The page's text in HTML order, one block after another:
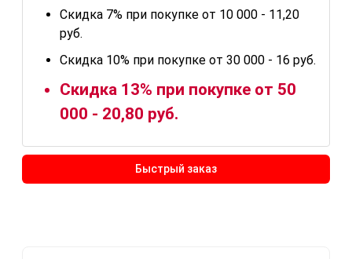
Скидка 7% при покупке от 10 000 - 11,20
руб.
Скидка 10% при покупке от 30 000 - 16 руб.
Скидка 13% при покупке от 50
000 - 20,80 руб.
Быстрый заказ